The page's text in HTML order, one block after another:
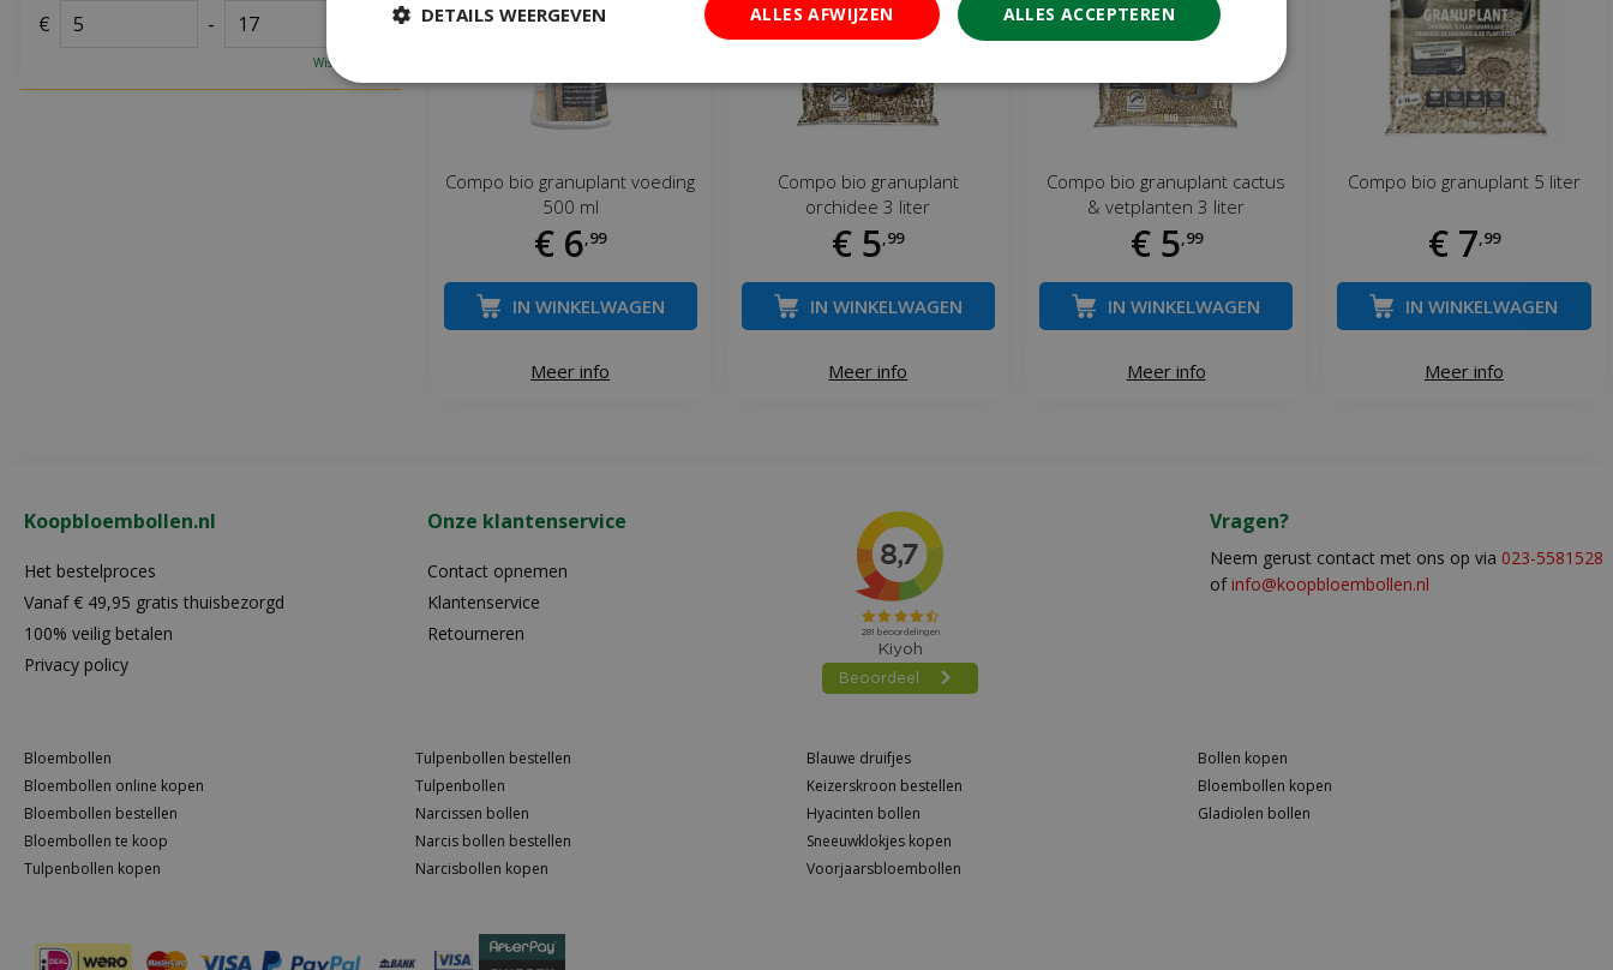
Compo bio granuplant voeding
500 ml
€ 6 99
Meer info
IN WINKELWAGEN
Compo bio granuplant
orchidee 3 liter
€ 5 99
Meer info
IN WINKELWAGEN
Compo bio granuplant cactus
& vetplanten 3 liter
€ 5 99
Meer info
IN WINKELWAGEN
Compo bio granuplant 5 liter
€ 7 99
Meer info
IN WINKELWAGEN
€ -
Wis selectie
Koopbloembollen.nl
Het bestelproces
Vanaf € 49,95 gratis thuisbezorgd
100% veilig betalen
Privacy policy
Onze klantenservice
Contact opnemen
Klantenservice
Retourneren
Vragen?
Neem gerust contact met ons op via 023-5581528
of info@koopbloembollen.nl
Bloembollen
Bloembollen online kopen
Bloembollen bestellen
Bloembollen te koop
Tulpenbollen kopen
Tulpenbollen bestellen
Tulpenbollen
Narcissen bollen
Narcis bollen bestellen
Narcisbollen kopen
Blauwe druifjes
Keizerskroon bestellen
Hyacinten bollen
Sneeuwklokjes kopen
Voorjaarsbloembollen
Bollen kopen
Bloembollen kopen
Gladiolen bollen
ALLES ACCEPTEREN
ALLES AFWIJZEN
DETAILS WEERGEVEN